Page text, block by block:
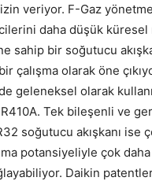
veriyor. F-Gaz
daha düşük küresel
sahip bir soğutucu
çalışma olarak öne
geleneksel olarak
R410A. Tek bileşenli ve
soğutucu akışkanı ise
potansiyeliyle çok
Daikin